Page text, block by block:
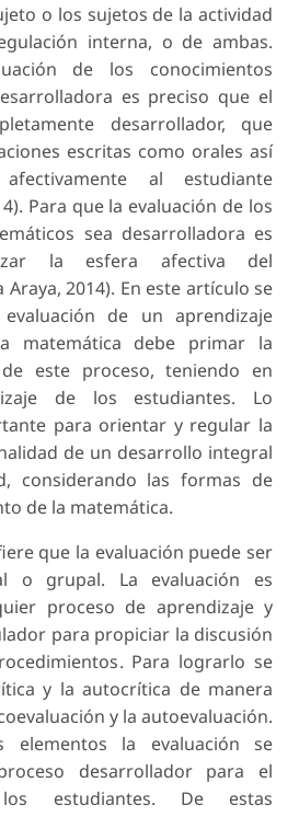
o los sujetos de la actividad
interna, o de ambas.
de los conocimientos
es preciso que el
desarrollador, que
escritas como orales así
al estudiante
Para que la evaluación de los
sea desarrolladora es
la esfera afectiva del
2014). En este artículo se
de un aprendizaje
matemática debe primar la
este proceso, teniendo en
de los estudiantes. Lo
para orientar y regular la
de un desarrollo integral
considerando las formas de
de la matemática.
que la evaluación puede ser
o grupal. La evaluación es
proceso de aprendizaje y
para propiciar la discusión
Para lograrlo se
y la autocrítica de manera
y la autoevaluación.
elementos la evaluación se
desarrollador para el
estudiantes. De estas